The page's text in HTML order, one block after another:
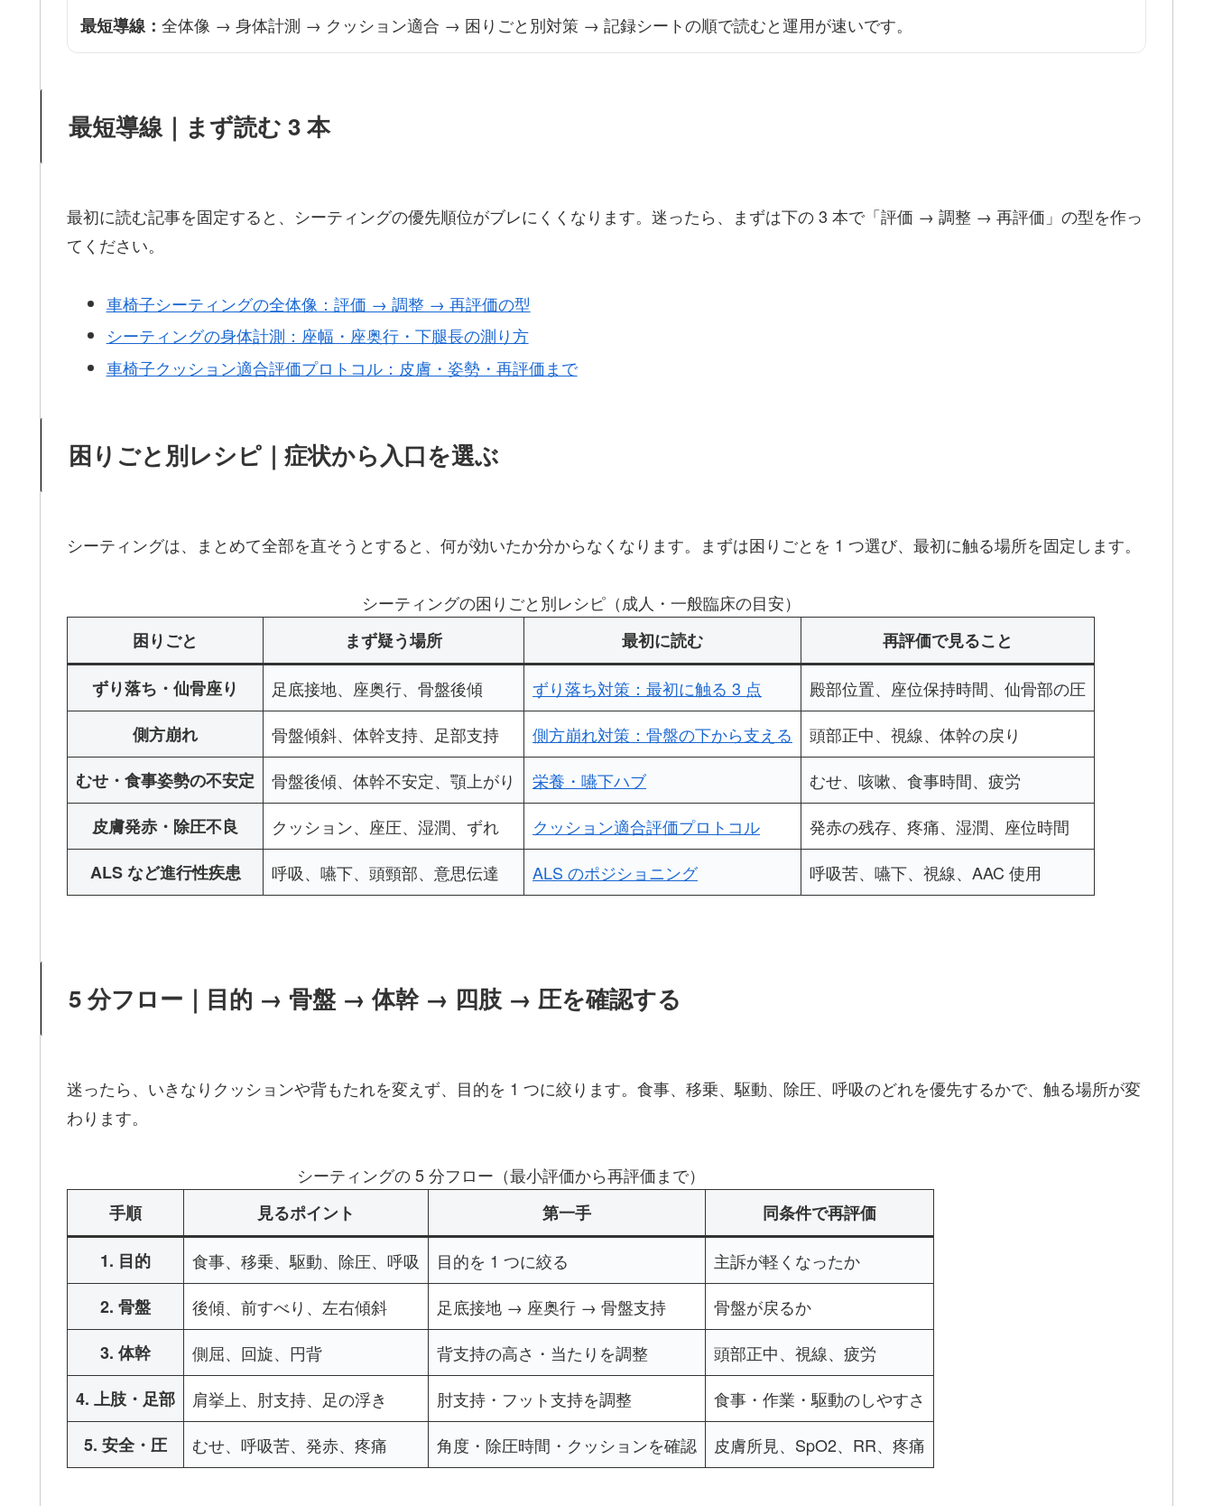
最短導線： 全体像 → 身体計測 → クッション適合 → 困りごと別対策 → 記録シートの順で読むと運用が速いです。
最短導線｜まず読む 3 本
最初に読む記事を固定すると、シーティングの優先順位がブレにくくなります。迷ったら、まずは下の 3 本で「評価 → 調整 → 再評価」の型を作っ
てください。
車椅子シーティングの全体像：評価 → 調整 → 再評価の型
シーティングの身体計測：座幅・座奥行・下腿長の測り方
車椅子クッション適合評価プロトコル：皮膚・姿勢・再評価まで
困りごと別レシピ｜症状から入口を選ぶ
シーティングは、まとめて全部を直そうとすると、何が効いたか分からなくなります。まずは困りごとを 1 つ選び、最初に触る場所を固定します。
シーティングの困りごと別レシピ（成人・一般臨床の目安）
困りごと
まず疑う場所 最初に読む 再評価で見ること
ずり落ち・仙骨座り 足底接地、座奥行、骨盤後傾 ずり落ち対策：最初に触る 3 点
殿部位置、座位保持時間、仙骨部の圧
側方崩れ
骨盤傾斜、体幹支持、足部支持 側方崩れ対策：骨盤の下から支える
頭部正中、視線、体幹の戻り
むせ・食事姿勢の不安定
骨盤後傾、体幹不安定、顎上がり 栄養・嚥下ハブ
むせ、咳嗽、食事時間、疲労
皮膚発赤・除圧不良
クッション、座圧、湿潤、ずれ クッション適合評価プロトコル
発赤の残存、疼痛、湿潤、座位時間
ALS など進行性疾患
呼吸、嚥下、頭頸部、意思伝達 ALS のポジショニング 呼吸苦、嚥下、視線、AAC 使用
5 分フロー｜目的 → 骨盤 → 体幹 → 四肢 → 圧を確認する
迷ったら、いきなりクッションや背もたれを変えず、目的を 1 つに絞ります。食事、移乗、駆動、除圧、呼吸のどれを優先するかで、触る場所が変
わります。
シーティングの 5 分フロー（最小評価から再評価まで）
手順
見るポイント 第一手 同条件で再評価
1. 目的 食事、移乗、駆動、除圧、呼吸 目的を 1 つに絞る
主訴が軽くなったか
2. 骨盤
後傾、前すべり、左右傾斜 足底接地 → 座奥行 → 骨盤支持
骨盤が戻るか
3. 体幹
側屈、回旋、円背 背支持の高さ・当たりを調整
頭部正中、視線、疲労
4. 上肢・足部
肩挙上、肘支持、足の浮き 肘支持・フット支持を調整
食事・作業・駆動のしやすさ
5. 安全・圧
むせ、呼吸苦、発赤、疼痛 角度・除圧時間・クッションを確認 皮膚所見、SpO2、RR、疼痛